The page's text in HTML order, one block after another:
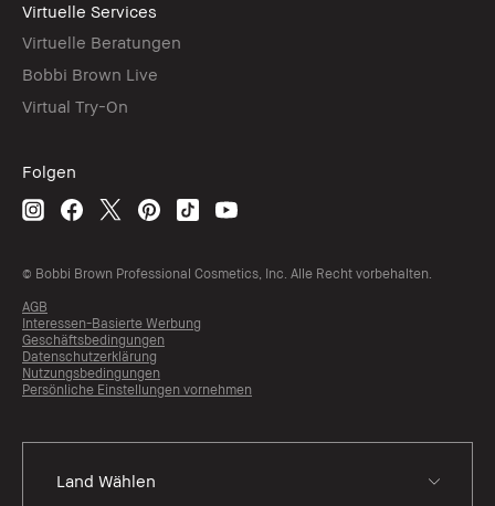
Virtuelle Services
Virtuelle Beratungen
Bobbi Brown Live
Virtual Try-On
Folgen
© Bobbi Brown Professional Cosmetics, Inc. Alle Recht vorbehalten.
AGB
Interessen-Basierte Werbung
Geschäftsbedingungen
Datenschutzerklärung
Nutzungsbedingungen
Persönliche Einstellungen vornehmen